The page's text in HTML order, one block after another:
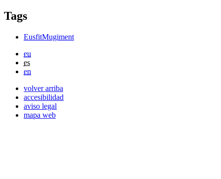
Tags
EusfitMugiment
eu
es
en
volver arriba
accesibilidad
aviso legal
mapa web